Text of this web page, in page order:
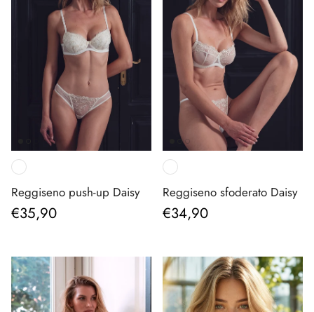
Reggiseno push-up Daisy
Prezzo normale
€35,90
Reggiseno sfoderato Daisy
Prezzo normale
€34,90